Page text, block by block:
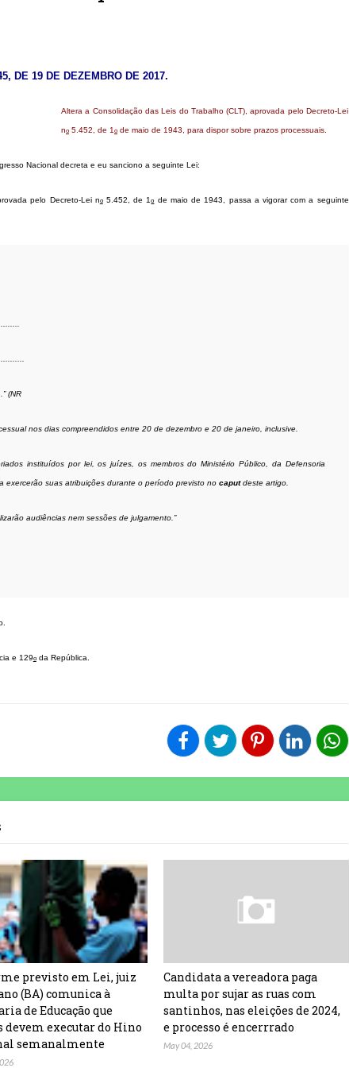
DE 19 DE DEZEMBRO DE 2017.
Altera a Consolidação das Leis do Trabalho (CLT), aprovada pelo Decreto-Lei
no 5.452, de 1 o de maio de 1943, para dispor sobre prazos processuais.
Nacional decreta e eu sanciono a seguinte Lei:
pelo Decreto-Lei no5.452, de 1o de maio de 1943 , passa a vigorar com a seguinte
(NR
nos dias compreendidos entre 20 de dezembro e 20 de janeiro, inclusive.
instituídos por lei, os juízes, os membros do Ministério Público, da Defensoria
exercerão suas atribuições durante o período previsto no caputdeste artigo.
audiências nem sessões de julgamento.”
e 129oda República.
previsto em Lei, juiz
(BA) comunica à
de Educação que
devem executar do Hino
semanalmente
Candidata a vereadora paga
multa por sujar as ruas com
santinhos, nas eleições de 2024,
e processo é encerrrado
May 04, 2026